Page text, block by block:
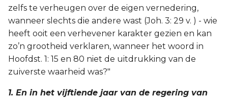
zelfs te verheugen over de eigen vernedering,
wanneer slechts die andere wast (Joh. 3: 29 v. ) - wie
heeft ooit een verhevener karakter gezien en kan
zo’n grootheid verklaren, wanneer het woord in
Hoofdst. 1: 15 en 80 niet de uitdrukking van de
zuiverste waarheid was?"
1. En in het vijftiende jaar van de regering van